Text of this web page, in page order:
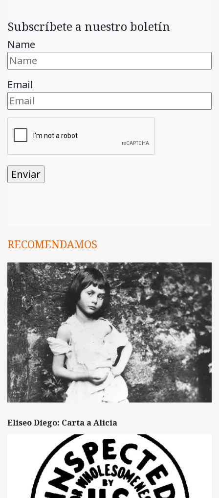
Subscríbete a nuestro boletín
Name
Email
RECOMENDAMOS
Eliseo Diego: Carta a Alicia